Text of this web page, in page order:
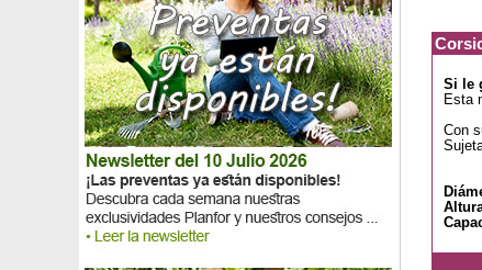
Si le
Esta
Con